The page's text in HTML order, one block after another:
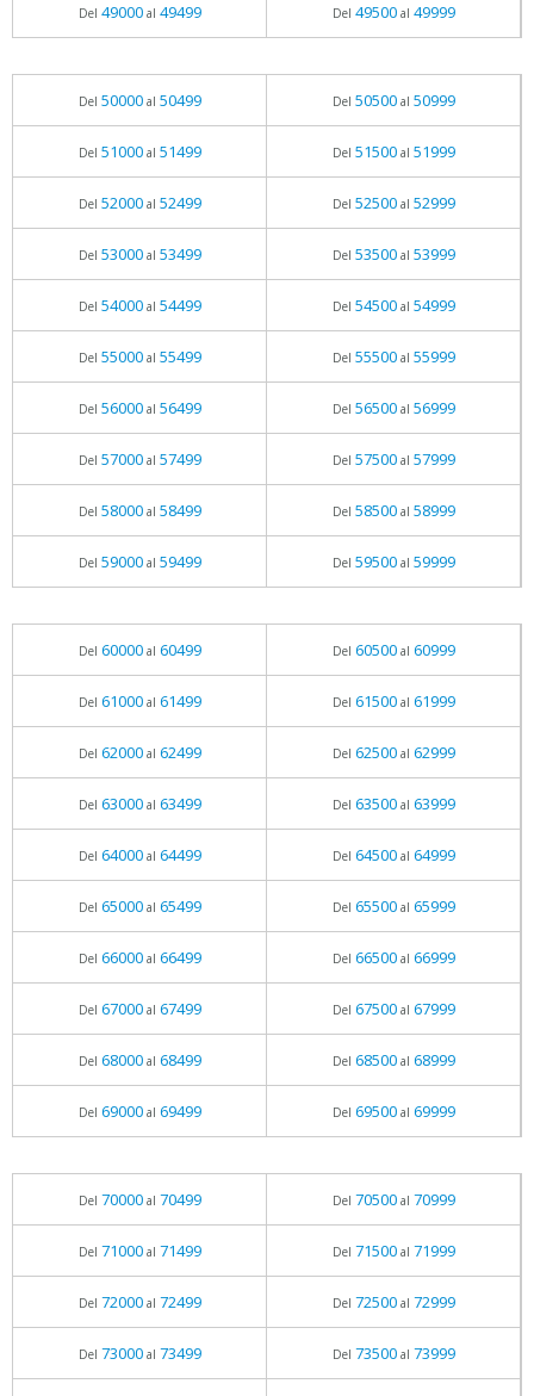
Del 49000al 49499 Del 49500al 49999
Del 50000al 50499 Del 50500al 50999
Del 51000al 51499 Del 51500al 51999
Del 52000al 52499 Del 52500al 52999
Del 53000al 53499 Del 53500al 53999
Del 54000al 54499 Del 54500al 54999
Del 55000al 55499 Del 55500al 55999
Del 56000al 56499 Del 56500al 56999
Del 57000al 57499 Del 57500al 57999
Del 58000al 58499 Del 58500al 58999
Del 59000al 59499 Del 59500al 59999
Del 60000al 60499 Del 60500al 60999
Del 61000al 61499 Del 61500al 61999
Del 62000al 62499 Del 62500al 62999
Del 63000al 63499 Del 63500al 63999
Del 64000al 64499 Del 64500al 64999
Del 65000al 65499 Del 65500al 65999
Del 66000al 66499 Del 66500al 66999
Del 67000al 67499 Del 67500al 67999
Del 68000al 68499 Del 68500al 68999
Del 69000al 69499 Del 69500al 69999
Del 70000al 70499 Del 70500al 70999
Del 71000al 71499 Del 71500al 71999
Del 72000al 72499 Del 72500al 72999
Del 73000al 73499 Del 73500al 73999